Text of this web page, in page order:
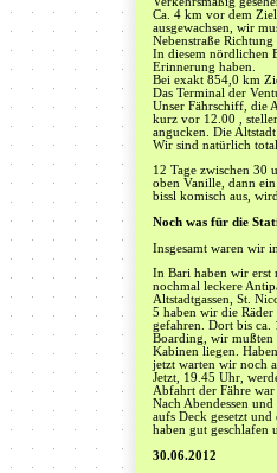
Ca. 4 km vor dem
ausgewachsen, wir
Nebenstraße Richtung
In diesem nördlichen
Erinnerung haben.
Bei exakt 854,0 km
Das Terminal der
Unser Fährschiff, die
kurz vor 12.00 ,
angucken. Die
Wir sind natürlich
12 Tage zwischen 30
oben Vanille, dann
bissl komisch aus,
Noch was für die
Insgesamt waren wir
In Bari haben wir erst
nochmal leckere
Altstadtgassen, St.
5 haben wir die
gefahren. Dort bis ca.
Boarding, wir mußten
Kabinen liegen.
jetzt warten wir noch
Jetzt, 19.45 Uhr,
Abfahrt der Fähre
Nach Abendessen
aufs Deck gesetzt
haben gut geschlafen
30.06.2012